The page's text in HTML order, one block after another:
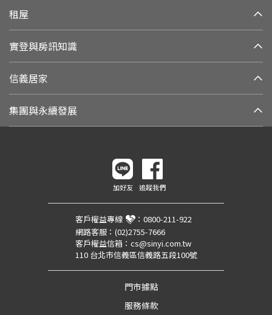
租屋
實登與房訊知識
信義居家
集團與永續發展
加好友 追蹤我們
客戶權益專線 ： 0800-211-922
網路客服： (02)2755-7666
客戶權益信箱： cs@sinyi.com.tw
110 台北市信義區信義路五段100號
門市據點
服務條款